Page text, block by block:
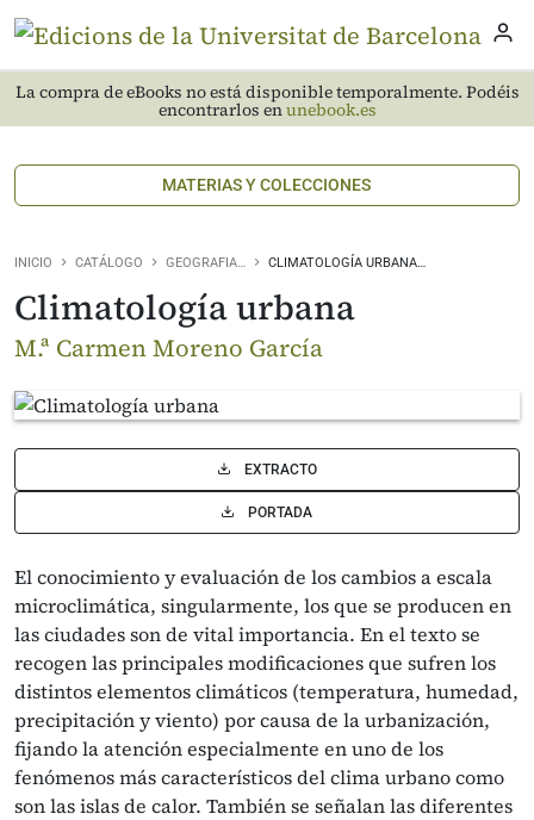
La compra de eBooks no está disponible temporalmente. Podéis
encontrarlos enunebook.es
MATERIAS Y COLECCIONES
INICIO CATÁLOGO GEOGRAFIA… CLIMATOLOGÍA URBANA…
Climatología urbana
M.ª Carmen Moreno García
EXTRACTO
PORTADA
El conocimiento y evaluación de los cambios a escala
microclimática, singularmente, los que se producen en
las ciudades son de vital importancia. En el texto se
recogen las principales modificaciones que sufren los
distintos elementos climáticos (temperatura, humedad,
precipitación y viento) por causa de la urbanización,
fijando la atención especialmente en uno de los
fenómenos más característicos del clima urbano como
son las islas de calor. También se señalan las diferentes